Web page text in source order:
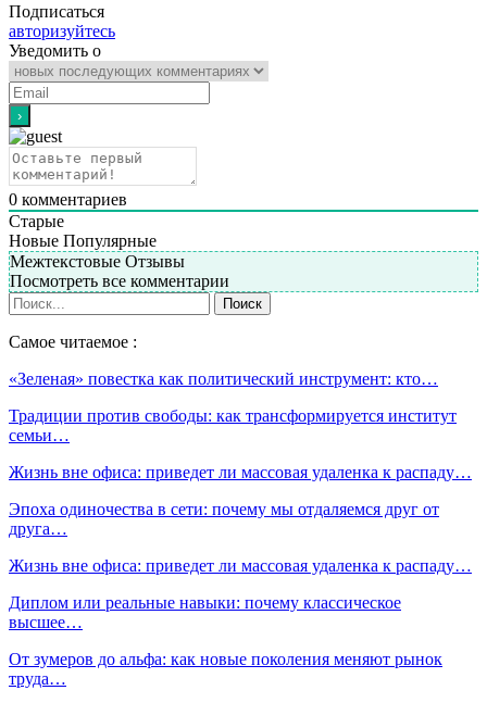
Подписаться
авторизуйтесь
Уведомить о
0 комментариев
Старые
Новые Популярные
Межтекстовые Отзывы
Посмотреть все комментарии
Самое читаемое :
«Зеленая» повестка как политический инструмент: кто…
Традиции против свободы: как трансформируется институт
семьи…
Жизнь вне офиса: приведет ли массовая удаленка к распаду…
Эпоха одиночества в сети: почему мы отдаляемся друг от
друга…
Жизнь вне офиса: приведет ли массовая удаленка к распаду…
Диплом или реальные навыки: почему классическое
высшее…
От зумеров до альфа: как новые поколения меняют рынок
труда…